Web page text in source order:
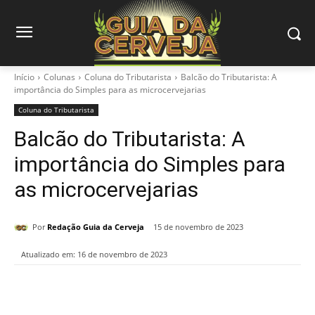
Início Colunas Coluna do Tributarista
Balcão do Tributarista: A
importância do Simples para as microcervejarias
Coluna do Tributarista
Balcão do Tributarista: A
importância do Simples para
as microcervejarias
Por Redação Guia da Cerveja 15 de novembro de 2023
Atualizado em: 16 de novembro de 2023